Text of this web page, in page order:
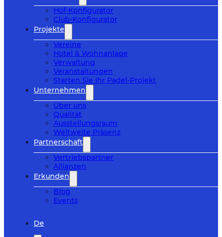
Hof-Konfigurator
Club-Konfigurator
Projekte
Vereine
Hotel & Wohnanlage
Verwaltung
Veranstaltungen
Starten Sie Ihr Padel-Projekt
Unternehmen
Über uns
Qualität
Ausstellungsraum
Weltweite Präsenz
Partnerschaft
Vertriebspartner
Allianzen
Erkunden
Blog
Events
De